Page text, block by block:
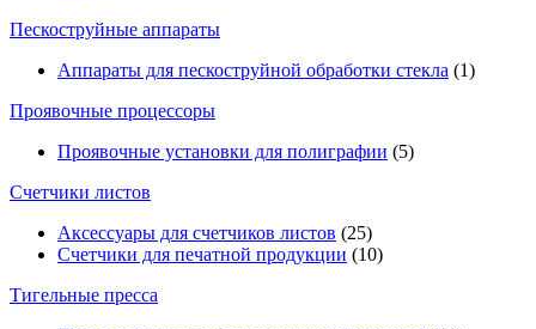
Пескоструйные аппараты
Аппараты для пескоструйной обработки стекла (1)
Проявочные процессоры
Проявочные установки для полиграфии (5)
Счетчики листов
Аксессуары для счетчиков листов (25)
Счетчики для печатной продукции (10)
Тигельные пресса